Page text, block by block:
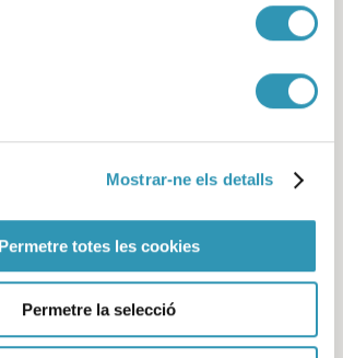
Mostrar-ne els detalls
Permetre totes les cookies
Permetre la selecció